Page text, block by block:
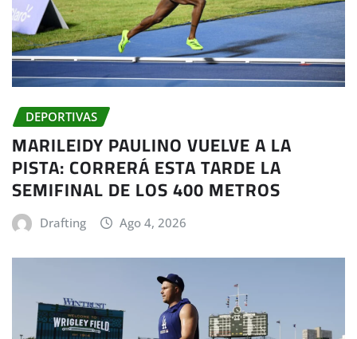
DEPORTIVAS
MARILEIDY PAULINO VUELVE A LA
PISTA: CORRERÁ ESTA TARDE LA
SEMIFINAL DE LOS 400 METROS
Drafting Ago 4, 2026